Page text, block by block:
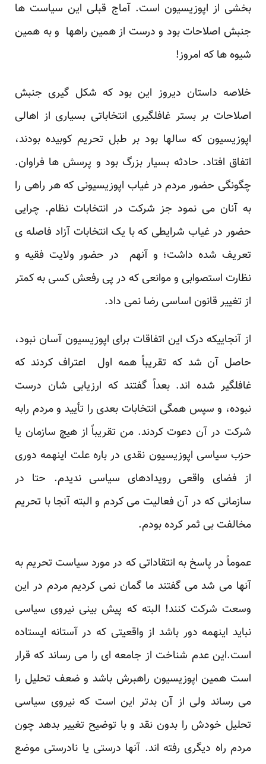
بخشی از اپوزیسیون است. آماج قبلی این سیاست ها
جنبش اصلاحات بود و درست از همین راهها و به همین
شیوه ها که امروز!
خلاصه داستان دیروز این بود که شکل گیری جنبش
اصلاحات بر بستر غافلگیری انتخاباتی بسیاری از اهالی
اپوزیسیون که سالها بود بر طبل تحریم کوبیده بودند،
اتفاق افتاد. حادثه بسیار بزرگ بود و پرسش ها فراوان.
چگونگی حضور مردم در غیاب اپوزیسیونی که هر راهی را
به آنان می نمود جز شرکت در انتخابات نظام. چرایی
حضور در غیاب شرایطی که با یک انتخابات آزاد فاصله ی
تعریف شده داشت؛ و آنهم در حضور ولایت فقیه و
نظارت استصوابی و موانعی که در پی رفعش کسی به کمتر
از تغییر قانون اساسی رضا نمی داد.
از آنجاییکه درک این اتفاقات برای اپوزیسیون آسان نبود،
حاصل آن شد که تقریباً همه اول اعتراف کردند که
غافلگیر شده اند. بعداً گفتند که ارزیابی شان درست
نبوده، و سپس همگی انتخابات بعدی را تأیید و مردم رابه
شرکت در آن دعوت کردند. من تقریباً از هیچ سازمان یا
حزب سیاسی اپوزیسیون نقدی در باره علت اینهمه دوری
از فضای واقعی رویدادهای سیاسی ندیدم. حتا در
سازمانی که در آن فعالیت می کردم و البته آنجا با تحریم
مخالفت بی ثمر کرده بودم.
عموماً در پاسخ به انتقاداتی که در مورد سیاست تحریم به
آنها می شد می گفتند ما گمان نمی کردیم مردم در این
وسعت شرکت کنند! البته که پیش بینی نیروی سیاسی
نباید اینهمه دور باشد از واقعیتی که در آستانه ایستاده
است.این عدم شناخت از جامعه ای را می رساند که قرار
است همین اپوزیسیون راهبرش باشد و ضعف تحلیل را
می رساند ولی از آن بدتر این است که نیروی سیاسی
تحلیل خودش را بدون نقد و با توضیح تغییر بدهد چون
مردم راه دیگری رفته اند. آنها درستی یا نادرستی موضع